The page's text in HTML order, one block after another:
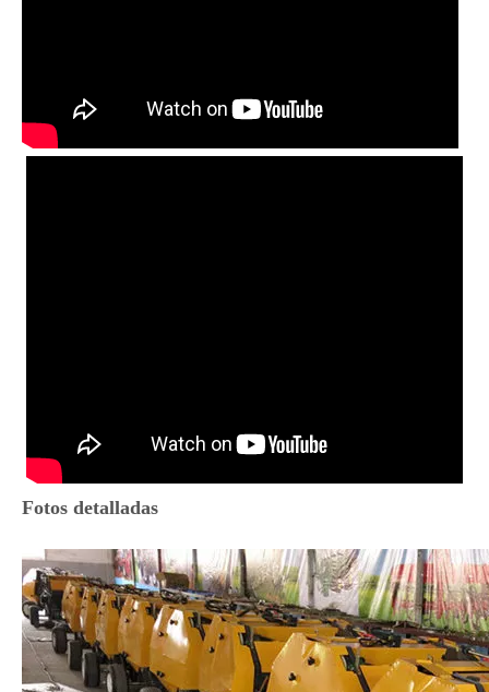
Fotos detalladas